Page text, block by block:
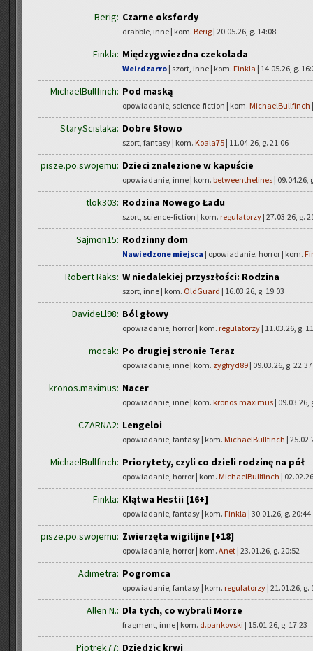
Berig: Czarne oksfordy
drabble, inne | kom. Berig | 20.05.26, g. 14:08
Finkla: Międzygwiezdna czekolada
Weirdzarro | szort, inne | kom. Finkla | 14.05.26, g.
MichaelBullfinch: Pod maską
opowiadanie, science-fiction | kom. MichaelBullfinch
StaryScislaka: Dobre Słowo
szort, fantasy | kom. Koala75 | 11.04.26, g. 21:06
pisze.po.swojemu: Dzieci znalezione w kapuście
opowiadanie, inne | kom. betweenthelines | 09.04.26,
tlok303: Rodzina Nowego Ładu
szort, science-fiction | kom. regulatorzy | 27.03.26, g.
Sajmon15: Rodzinny dom
Nawiedzone miejsca | opowiadanie, horror | kom.
Robert Raks: W niedalekiej przyszłości: Rodzina
szort, inne | kom. OldGuard | 16.03.26, g. 19:03
DavideLl98: Ból głowy
opowiadanie, horror | kom. regulatorzy | 11.03.26, g.
mocak: Po drugiej stronie Teraz
opowiadanie, inne | kom. zygfryd89 | 09.03.26, g. 22:37
kronos.maximus: Nacer
opowiadanie, inne | kom. kronos.maximus | 09.03.26,
CZARNA2: Lengeloi
opowiadanie, fantasy | kom. MichaelBullfinch |
MichaelBullfinch: Priorytety, czyli co dzieli rodzinę na pół
opowiadanie, horror | kom. MichaelBullfinch |
Finkla: Klątwa Hestii [16+]
opowiadanie, fantasy | kom. Finkla | 30.01.26, g. 20:44
pisze.po.swojemu: Zwierzęta wigilijne [+18]
opowiadanie, horror | kom. Anet | 23.01.26, g. 20:52
Adimetra: Pogromca
opowiadanie, fantasy | kom. regulatorzy | 21.01.26, g.
Allen N.: Dla tych, co wybrali Morze
fragment, inne | kom. d.pankovski | 15.01.26, g. 17:23
Piotrek77: Dziedzic krwi